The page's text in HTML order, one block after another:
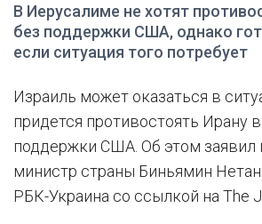
В Иерусалиме не хотят
без поддержки США, однако
если ситуация того потребует
Израиль может оказаться в
придется противостоять Ирану
поддержки США. Об этом заявил
министр страны Биньямин
РБК-Украина со ссылкой на The